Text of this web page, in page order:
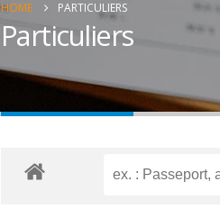
HOME PARTICULIERS
Particuliers